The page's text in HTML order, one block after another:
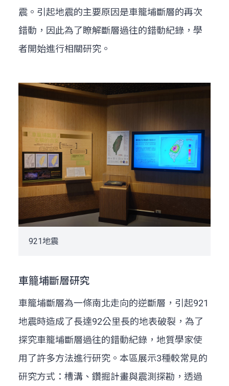
震。引起地震的主要原因是車籠埔斷層的再次
錯動，因此為了瞭解斷層過往的錯動紀錄，學
者開始進行相關研究。
921地震
車籠埔斷層研究
車籠埔斷層為一條南北走向的逆斷層，引起921
地震時造成了長達92公里長的地表破裂，為了
探究車籠埔斷層過往的錯動紀錄，地質學家使
用了許多方法進行研究。本區展示3種較常見的
研究方式：槽溝、鑽掘計畫與震測探勘，透過